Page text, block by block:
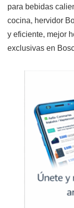
para bebidas
cocina, hervidor
y eficiente, mejor
exclusivas en